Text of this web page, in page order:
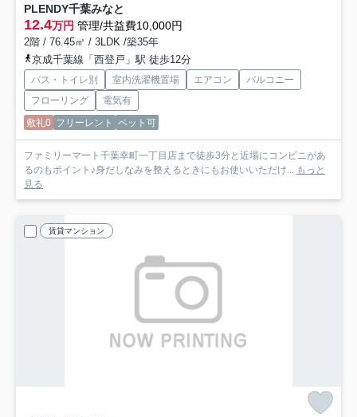
PLENDY千葉みなと
12.4万円 管理/共益費10,000円
2階 / 76.45㎡ / 3LDK /築35年
京成千葉線「西登戸」駅 徒歩12分
バス・トイレ別 室内洗濯機置場 エアコン
バルコニー
フローリング
電気有
敷礼0 フリーレント ペット可
ファミリーマート千葉幸町一丁目店まで徒歩3分と近場にコンビニがあ
るのもポイント♪身だしなみを整えるときにもお使いいただけ...
もっと
見る
賃貸マンション